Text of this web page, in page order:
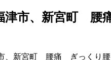
津市、新宮町